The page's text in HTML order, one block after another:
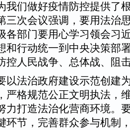
我们做好疫情防控提供了
三次会议强调，要用法治
各部门要用心学习领会习
和行动统一到中央决策部
控人民战争、总体战、阻
法治政府建设示范创建
严格规范公正文明执法，
力打造法治化营商环境。
环节，完善群众参与机制